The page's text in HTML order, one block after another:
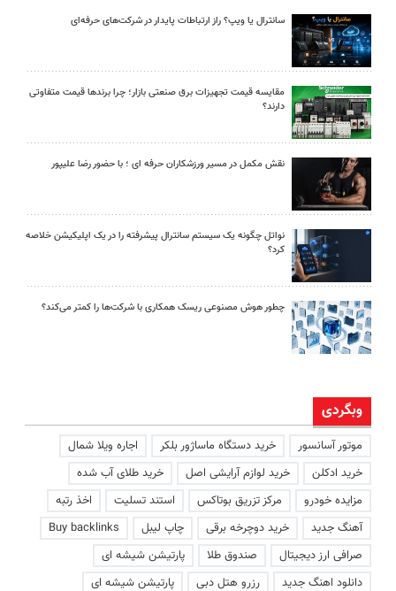
سانترال یا ویپ؟ راز ارتباطات پایدار در شرکت‌های حرفه‌ای
مقایسه قیمت تجهیزات برق صنعتی بازار؛ چرا برندها قیمت متفاوتی
دارند؟
نقش مکمل در مسیر ورزشکاران حرفه ای ؛ با حضور رضا علیپور
نواتل چگونه یک سیستم سانترال پیشرفته را در یک اپلیکیشن خلاصه
کرد؟
چطور هوش مصنوعی ریسک همکاری با شرکت‌ها را کمتر می‌کند؟
وبگردی
موتور آسانسور خرید دستگاه ماساژور بلکر
اجاره ویلا شمال
خرید ادکلن
خرید لوازم آرایشی اصل
خرید طلای آب شده
مزایده خودرو
مرکز تزریق بوتاکس استند تسلیت
اخذ رتبه
آهنگ جدید
خرید دوچرخه برقی چاپ لیبل
Buy backlinks
صرافی ارز دیجیتال
صندوق طلا
پارتیشن شیشه ای
دانلود اهنگ جدید
رزرو هتل دبی پارتیشن شیشه ای